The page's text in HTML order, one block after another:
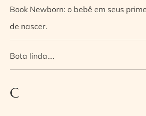
Book Newborn: o bebê em seus
de nascer.
Bota linda….
C